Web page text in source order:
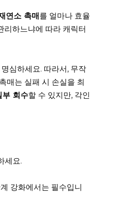
연소 촉매 를 얼마나 효율
리하느냐에 따라 캐릭터
심하세요. 따라서, 무작
매는 실패 시 손실을 최
부 회수할 수 있지만, 각인
세요.
강화에서는 필수입니